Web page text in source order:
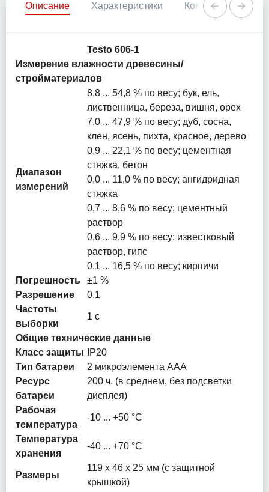
Описание Характеристики Комментарии
Testo 606-1
Измерение влажности древесины/
стройматериалов
Диапазон
измерений
8,8 ... 54,8 % по весy; бук, ель,
лиственница, береза, вишня, opex
7,0 ... 47,9 % пo вecy; дуб, сосна,
клен, ясень, пихта, красноe, деревo
0,9 ... 22,1 % по весy; цементная
стяжка, бетон
0,0 ... 11,0 % по весy; ангидридная
стяжка
0,7 ... 8,6 % по весy; цементный
раствоp
0,6 ... 9,9 % по весy; известковый
раствор, гипc
0,1 ... 16,5 % по весy; кирпичи
Погрешность
±1 %
Разрешение
0,1
Частоты
выборки
1 с
Общие технические данные
Класс защиты
IP20
Тип батареи
2 микроэлемента ААА
Ресурс
батареи
200 ч. (в среднем, без подсветки
дисплея)
Рабочая
температура
-10 ... +50 °C
Температура
хранения
-40 ... +70 °C
Размеры
119 x 46 x 25 мм (с защитной
крышкой)